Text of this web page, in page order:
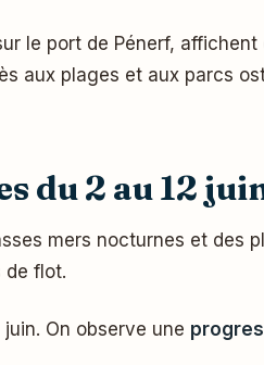
le port de Pénerf,
aux plages et aux parcs
du 2 au 12
mers nocturnes et des
de flot.
On observe une